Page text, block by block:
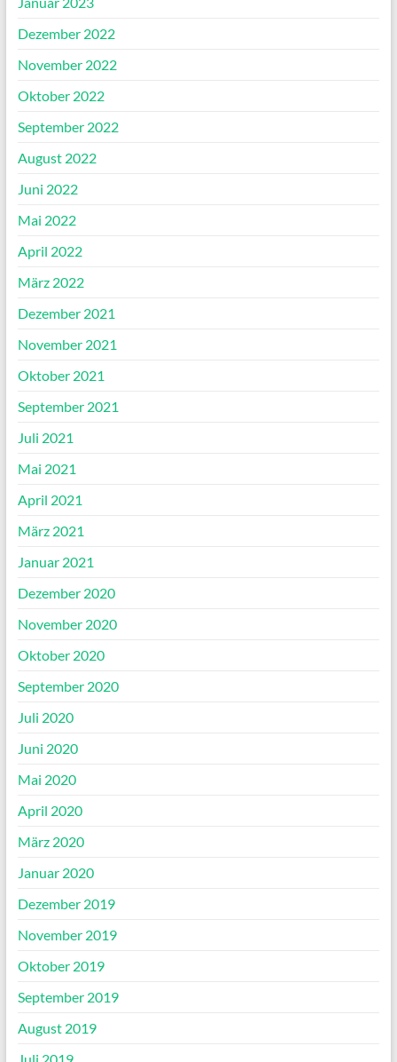
Dezember 2022
November 2022
Oktober 2022
September 2022
August 2022
Juni 2022
Mai 2022
April 2022
März 2022
Dezember 2021
November 2021
Oktober 2021
September 2021
Juli 2021
Mai 2021
April 2021
März 2021
Januar 2021
Dezember 2020
November 2020
Oktober 2020
September 2020
Juli 2020
Juni 2020
Mai 2020
April 2020
März 2020
Januar 2020
Dezember 2019
November 2019
Oktober 2019
September 2019
August 2019